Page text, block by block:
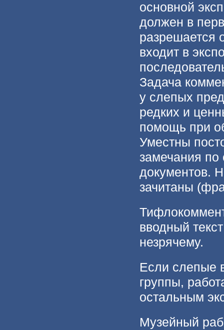
основной
должен в
разрешается
входит в
Задача
у слепых
редких и
помощь при
Уместны
замечания
документов.
зачитаны
вводный
незрячему.
Если слепые
группы,
остальным
Музейный